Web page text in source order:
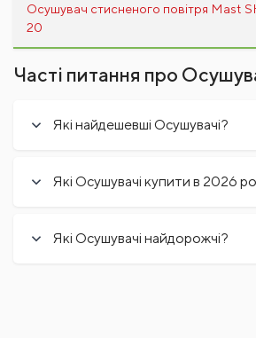
Осушувач стисненого повітря Mast
20
Часті питання про
Які найдешевші Осушувачі?
Які Осушувачі купити в 2026
Які Осушувачі найдорожчі?